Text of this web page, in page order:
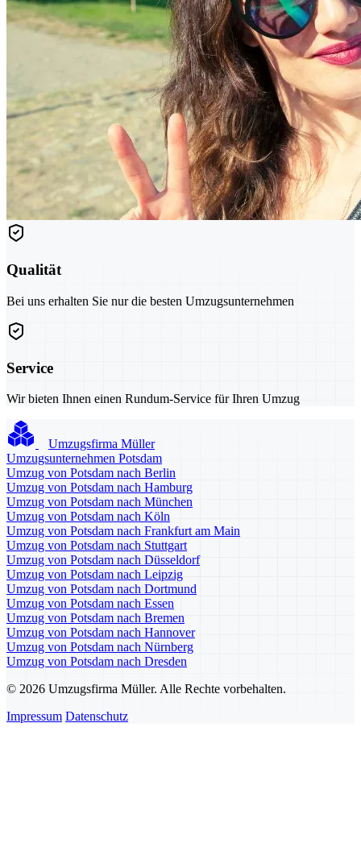
Qualität
Bei uns erhalten Sie nur die besten Umzugsunternehmen
Service
Wir bieten Ihnen einen Rundum-Service für Ihren Umzug
Umzugsfirma Müller
Umzugsunternehmen Potsdam
Umzug von Potsdam nach Berlin
Umzug von Potsdam nach Hamburg
Umzug von Potsdam nach München
Umzug von Potsdam nach Köln
Umzug von Potsdam nach Frankfurt am Main
Umzug von Potsdam nach Stuttgart
Umzug von Potsdam nach Düsseldorf
Umzug von Potsdam nach Leipzig
Umzug von Potsdam nach Dortmund
Umzug von Potsdam nach Essen
Umzug von Potsdam nach Bremen
Umzug von Potsdam nach Hannover
Umzug von Potsdam nach Nürnberg
Umzug von Potsdam nach Dresden
© 2026 Umzugsfirma Müller. Alle Rechte vorbehalten.
Impressum Datenschutz